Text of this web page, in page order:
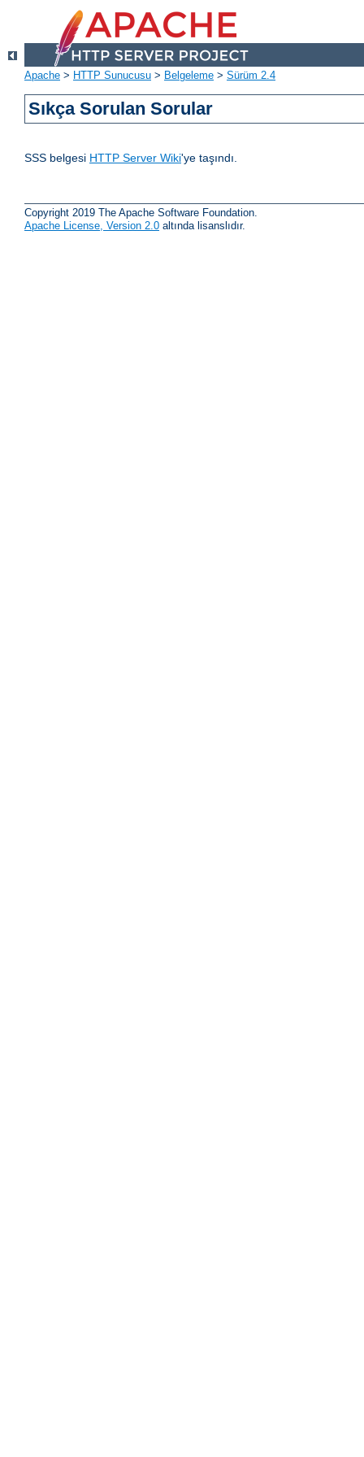
Apache > HTTP Sunucusu > Belgeleme > Sürüm 2.4
Sıkça Sorulan Sorular
SSS belgesi HTTP Server Wiki'ye taşındı.
Copyright 2019 The Apache Software Foundation.
Apache License, Version 2.0 altında lisanslıdır.